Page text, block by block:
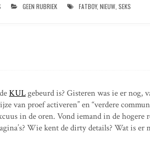
GEEN RUBRIEK FATBOY,NIEUW ,SEKS
KULgebeurd is? Gisteren was ie er nog,
van proef activeren” en “verdere
in de oren. Vond iemand in de hogere
Wie kent de dirty details? Wat is er